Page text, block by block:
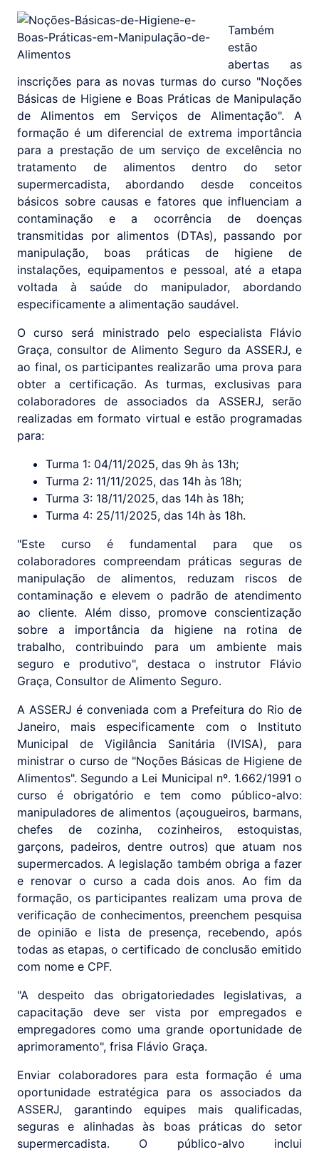
Também
estão
abertas as
inscrições para as novas turmas do curso "Noções
Básicas de Higiene e Boas Práticas de Manipulação
de Alimentos em Serviços de Alimentação". A
formação é um diferencial de extrema importância
para a prestação de um serviço de excelência no
tratamento de alimentos dentro do setor
supermercadista, abordando desde conceitos
básicos sobre causas e fatores que influenciam a
contaminação e a ocorrência de doenças
transmitidas por alimentos (DTAs), passando por
manipulação, boas práticas de higiene de
instalações, equipamentos e pessoal, até a etapa
voltada à saúde do manipulador, abordando
especificamente a alimentação saudável.
O curso será ministrado pelo especialista Flávio
Graça, consultor de Alimento Seguro da ASSERJ, e
ao final, os participantes realizarão uma prova para
obter a certificação. As turmas, exclusivas para
colaboradores de associados da ASSERJ, serão
realizadas em formato virtual e estão programadas
para:
Turma 1: 04/11/2025, das 9h às 13h;
Turma 2: 11/11/2025, das 14h às 18h;
Turma 3: 18/11/2025, das 14h às 18h;
Turma 4: 25/11/2025, das 14h às 18h.
"Este curso é fundamental para que os
colaboradores compreendam práticas seguras de
manipulação de alimentos, reduzam riscos de
contaminação e elevem o padrão de atendimento
ao cliente. Além disso, promove conscientização
sobre a importância da higiene na rotina de
trabalho, contribuindo para um ambiente mais
seguro e produtivo", destaca o instrutor Flávio
Graça, Consultor de Alimento Seguro.
A ASSERJ é conveniada com a Prefeitura do Rio de
Janeiro, mais especificamente com o Instituto
Municipal de Vigilância Sanitária (IVISA), para
ministrar o curso de "Noções Básicas de Higiene de
Alimentos". Segundo a Lei Municipal nº. 1.662/1991 o
curso é obrigatório e tem como público-alvo:
manipuladores de alimentos (açougueiros, barmans,
chefes de cozinha, cozinheiros, estoquistas,
garçons, padeiros, dentre outros) que atuam nos
supermercados. A legislação também obriga a fazer
e renovar o curso a cada dois anos. Ao fim da
formação, os participantes realizam uma prova de
verificação de conhecimentos, preenchem pesquisa
de opinião e lista de presença, recebendo, após
todas as etapas, o certificado de conclusão emitido
com nome e CPF.
"A despeito das obrigatoriedades legislativas, a
capacitação deve ser vista por empregados e
empregadores como uma grande oportunidade de
aprimoramento", frisa Flávio Graça.
Enviar colaboradores para esta formação é uma
oportunidade estratégica para os associados da
ASSERJ, garantindo equipes mais qualificadas,
seguras e alinhadas às boas práticas do setor
supermercadista. O público-alvo inclui